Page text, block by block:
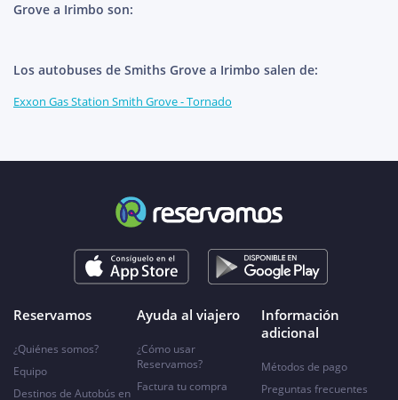
Grove a Irimbo son:
Los autobuses de Smiths Grove a Irimbo salen de:
Exxon Gas Station Smith Grove - Tornado
Reservamos
¿Quiénes somos?
Equipo
Destinos de Autobús en
Ayuda al viajero
¿Cómo usar
Reservamos?
Factura tu compra
Información
adicional
Métodos de pago
Preguntas frecuentes